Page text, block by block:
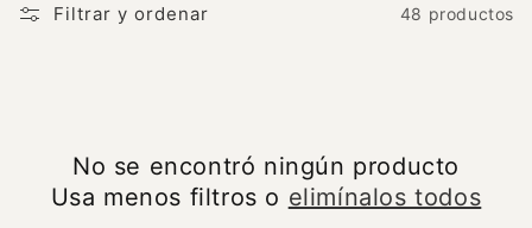
c
Filtrar y ordenar 48 productos
No se encontró ningún producto
Usa menos filtros o elimínalos todos